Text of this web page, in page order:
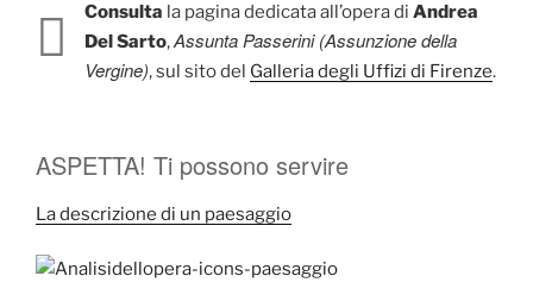
Consulta la pagina dedicata all’opera di Andrea
Del Sarto,Assunta Passerini (Assunzione della
Vergine), sul sito del Galleria degli Uffizi di Firenze.
ASPETTA! Ti possono servire
La descrizione di un paesaggio